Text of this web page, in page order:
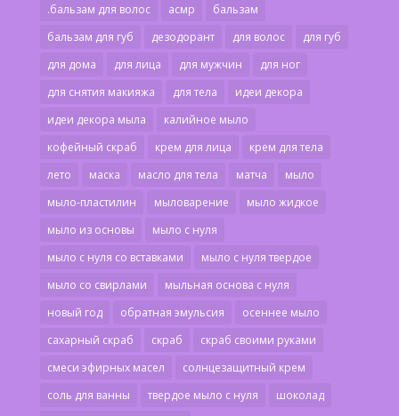
.бальзам для волос асмр
бальзам
бальзам для губ
дезодорант для волос
для губ
для дома
для лица для мужчин
для ног
для снятия макияжа
для тела
идеи декора
идеи декора мыла
калийное мыло
кофейный скраб
крем для лица
крем для тела
лето
маска масло для тела матча
мыло
мыло-пластилин
мыловарение
мыло жидкое
мыло из основы
мыло с нуля
мыло с нуля со вставками
мыло с нуля твердое
мыло со свирлами
мыльная основа с нуля
новый год
обратная эмульсия
осеннее мыло
сахарный скраб
скраб
скраб своими руками
смеси эфирных масел
солнцезащитный крем
соль для ванны
твердое мыло с нуля
шоколад